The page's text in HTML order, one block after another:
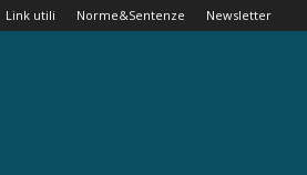
Link utili Norme&Sentenze Newsletter